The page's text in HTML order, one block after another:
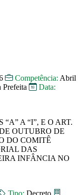
Competência: Abril
Prefeita
Data:
A “I”, E O ART.
OUTUBRO DE
DO COMITÊ
DAS
INFÂNCIA NO